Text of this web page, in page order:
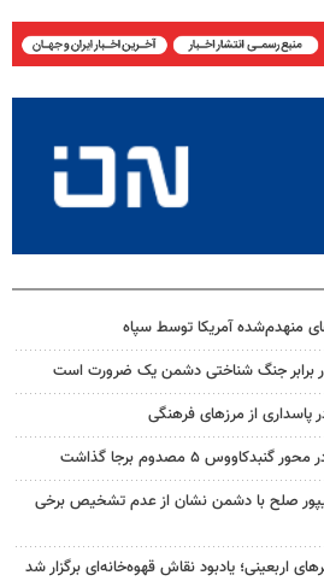
منهدم‌شده آمریکا توسط سپاه
برابر جنگ شناختی دشمن یک ضرورت است
پاسداری از مرزهای فرهنگی
۵ مصدوم برجا گذاشت
صلح با دشمن نشان از عدم تشخیص برخی
اربعینی؛ یادبود نقاش قهوه‌خانه‌ای برگزار شد